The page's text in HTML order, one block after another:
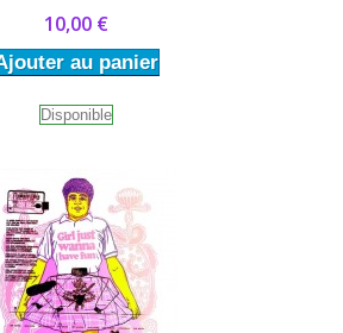
10,00 €
au panier
Disponible